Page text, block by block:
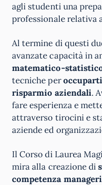
agli studenti una
professionale relativa
Al termine di questi
avanzate capacità in
matematico-
tecniche per
risparmio aziendali.
fare esperienza e
attraverso tirocini e
aziende ed
Il Corso di Laurea
mira alla creazione di
competenza